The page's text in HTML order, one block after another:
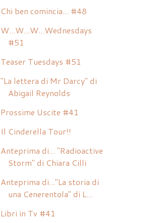
Chi ben comincia... #48
W...W...W...Wednesdays
#51
Teaser Tuesdays #51
"La lettera di Mr Darcy" di
Abigail Reynolds
Prossime Uscite #41
Il Cinderella Tour!!
Anteprima di... "Radioactive
Storm" di Chiara Cilli
Anteprima di..."La storia di
una Cenerentola" di L...
Libri in Tv #41